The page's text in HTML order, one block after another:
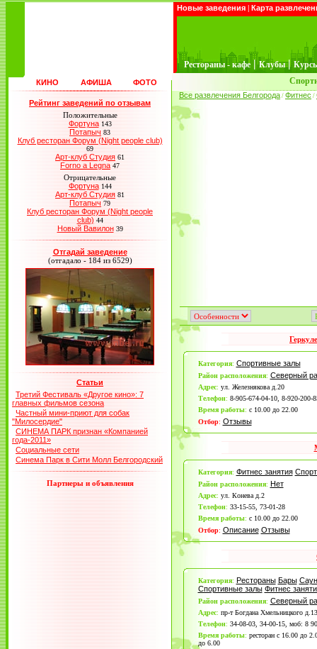
Новые заведения | Карта
Рестораны - кафе | Клубы |
КИНО АФИША ФОТО
Рейтинг заведений по отзывам
Положительные
Фортуна 143
Потапыч 83
Клуб ресторан Форум (Night people club)
69
Арт-клуб Студия 61
Forno a Legna 47
Отрицательные
Фортуна 144
Арт-клуб Студия 81
Потапыч 79
Клуб ресторан Форум (Night people
club) 44
Новый Вавилон 39
Отгадай заведение
(отгадало - 184 из 6529)
Статьи
Третий Фестиваль «Другое кино»: 7
главных фильмов сезона
Частный мини-приют для собак
"Милосердие"
СИНЕМА ПАРК признан «Компанией
года-2011»
Социальные сети
Синема Парк в Сити Молл Белгородский
Партнеры и объявления
Все развлечения Белгорода / Фитнес /
Категория: Спортивные залы
Район расположения: Северный
Адрес: ул. Железнякова д.20
Телефон: 8-905-674-04-10, 8-920-200-
Время работы: с 10.00 до 22.00
Отбор: Отзывы
Категория: Фитнес занятия
Район расположения: Нет
Адрес: ул. Конева д.2
Телефон: 33-15-55, 73-01-28
Время работы: с 10.00 до 22.00
Отбор: Описание Отзывы
Категория: Рестораны Бары
Спортивные залы Фитнес
Район расположения: Северный
Адрес: пр-т Богдана Хмельницкого
Телефон: 34-08-03, 34-00-15, моб: 8
Время работы: ресторан с 16.00 до
до 6.00